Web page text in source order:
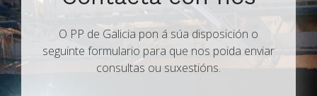
O PP de Galicia pon á súa disposición o
seguinte formulario para que nos poida enviar
consultas ou suxestións.